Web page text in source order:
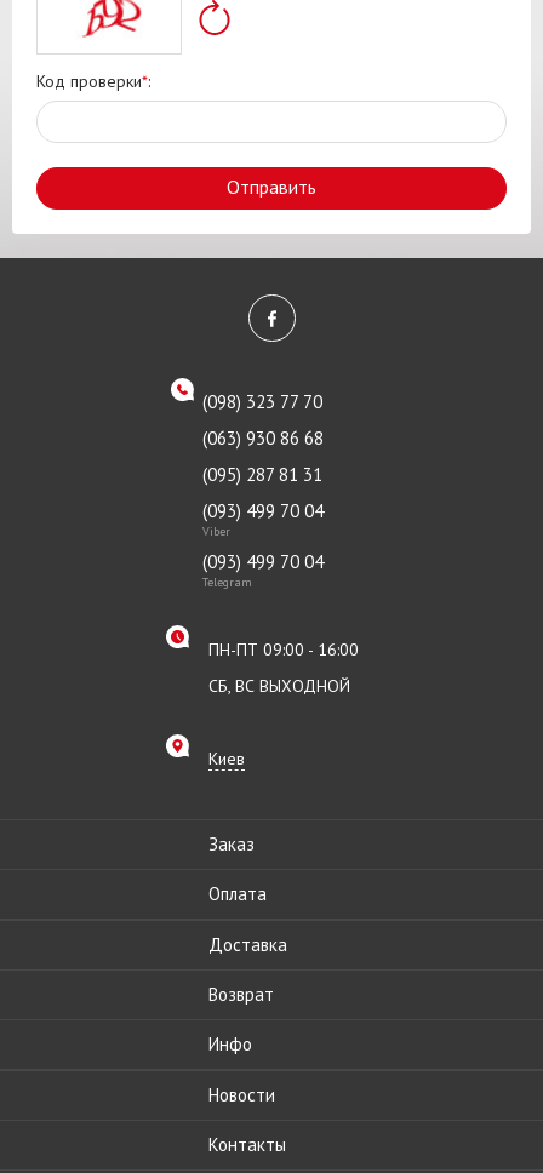
Код проверки*:
Отправить
(098) 323 77 70
(063) 930 86 68
(095) 287 81 31
(093) 499 70 04
Viber
(093) 499 70 04
Telegram
ПН-ПТ 09:00 - 16:00
СБ, ВС ВЫХОДНОЙ
Киев
Заказ
Оплата
Доставка
Возврат
Инфо
Новости
Контакты